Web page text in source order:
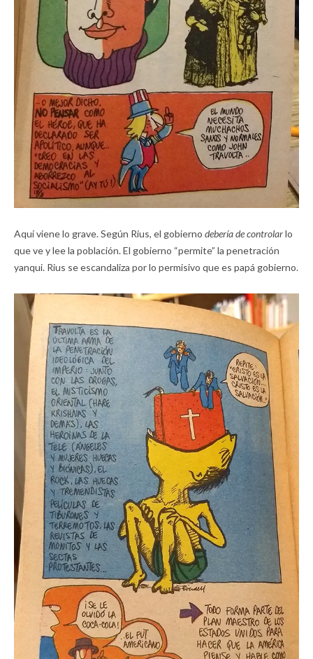
Aquí viene lo grave. Según Rius, el gobierno debería de controlarlo
que ve y lee la población. El gobierno “permite” la penetración
yanqui. Rius se escandaliza por lo permisivo que es papá gobierno.